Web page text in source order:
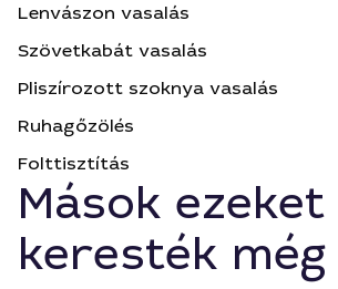
Lenvászon vasalás
Szövetkabát vasalás
Pliszírozott szoknya vasalás
Ruhagőzölés
Folttisztítás
Mások ezeket
keresték még